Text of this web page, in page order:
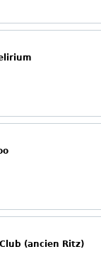
(ancien Ritz)